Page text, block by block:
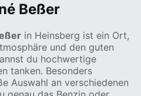
Beßer
in Heinsberg ist ein Ort,
und den guten
du hochwertige
tanken. Besonders
Auswahl an verschiedenen